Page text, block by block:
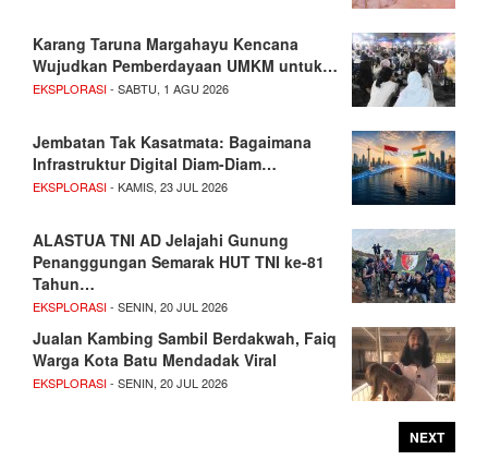
Karang Taruna Margahayu Kencana
Wujudkan Pemberdayaan UMKM untuk…
EKSPLORASI- SABTU, 1 AGU 2026
Jembatan Tak Kasatmata: Bagaimana
Infrastruktur Digital Diam-Diam…
EKSPLORASI- KAMIS, 23 JUL 2026
ALASTUA TNI AD Jelajahi Gunung
Penanggungan Semarak HUT TNI ke-81
Tahun…
EKSPLORASI- SENIN, 20 JUL 2026
Jualan Kambing Sambil Berdakwah, Faiq
Warga Kota Batu Mendadak Viral
EKSPLORASI- SENIN, 20 JUL 2026
NEXT